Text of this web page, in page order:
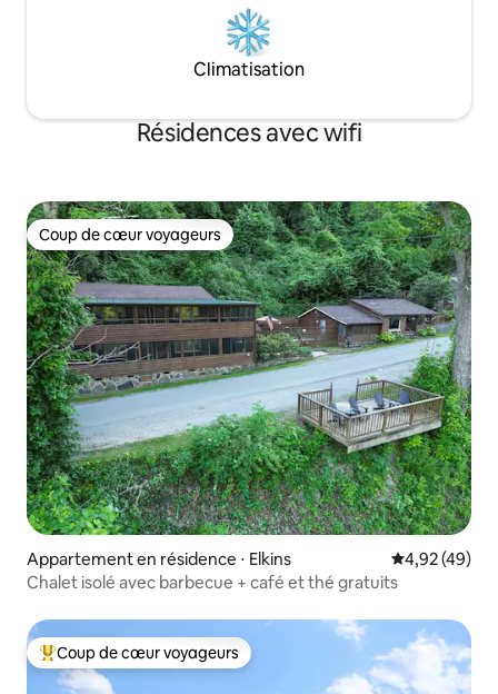
Climatisation
Résidences avec wifi
Coup de cœur voyageurs
Coup de cœur voyageurs
Appartement en résidence ⋅ Elkins Évaluation
4,92 (49)
Chalet isolé avec barbecue + café et thé gratuits
Coups de cœur voyageurs les plus appréciés
Coup de cœur voyageurs